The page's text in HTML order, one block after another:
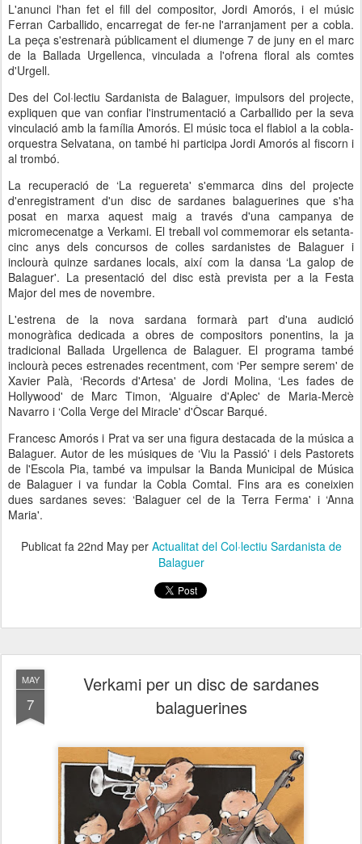
L'anunci l'han fet el fill del compositor, Jordi Amorós, i el músic
Ferran Carballido, encarregat de fer-ne l'arranjament per a cobla.
La peça s'estrenarà públicament el diumenge 7 de juny en el marc
de la Ballada Urgellenca, vinculada a l'ofrena floral als comtes
d'Urgell.
Des del Col·lectiu Sardanista de Balaguer, impulsors del projecte,
expliquen que van confiar l'instrumentació a Carballido per la seva
vinculació amb la família Amorós. El músic toca el flabiol a la cobla-
orquestra Selvatana, on també hi participa Jordi Amorós al fiscorn i
al trombó.
La recuperació de ‘La reguereta' s'emmarca dins del projecte
d'enregistrament d'un disc de sardanes balaguerines que s'ha
posat en marxa aquest maig a través d'una campanya de
micromecenatge a Verkami. El treball vol commemorar els setanta-
cinc anys dels concursos de colles sardanistes de Balaguer i
inclourà quinze sardanes locals, així com la dansa ‘La galop de
Balaguer'. La presentació del disc està prevista per a la Festa
Major del mes de novembre.
L'estrena de la nova sardana formarà part d'una audició
monogràfica dedicada a obres de compositors ponentins, la ja
tradicional Ballada Urgellenca de Balaguer. El programa també
inclourà peces estrenades recentment, com ‘Per sempre serem' de
Xavier Palà, ‘Records d'Artesa' de Jordi Molina, ‘Les fades de
Hollywood' de Marc Timon, ‘Alguaire d'Aplec' de Maria-Mercè
Navarro i ‘Colla Verge del Miracle' d'Òscar Barqué.
Francesc Amorós i Prat va ser una figura destacada de la música a
Balaguer. Autor de les músiques de ‘Viu la Passió' i dels Pastorets
de l'Escola Pia, també va impulsar la Banda Municipal de Música
de Balaguer i va fundar la Cobla Comtal. Fins ara es coneixien
dues sardanes seves: ‘Balaguer cel de la Terra Ferma' i ‘Anna
Maria'.
Publicat fa 22nd Mayper Actualitat del Col·lectiu Sardanista de
Balaguer
MAY
7
Verkami per un disc de sardanes
balaguerines